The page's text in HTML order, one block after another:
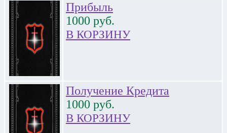
Прибыль
1000 руб.
В КОРЗИНУ
Получение Кредита
1000 руб.
В КОРЗИНУ